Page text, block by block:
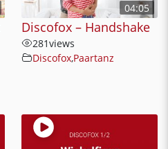
04:05
Discofox – Handshake
281views
Discofox,Paartanz